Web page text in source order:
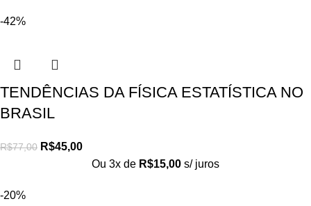
-42%
TENDÊNCIAS DA FÍSICA ESTATÍSTICA NO
BRASIL
R$77,00 R$45,00
Ou 3x de R$15,00 s/ juros
-20%